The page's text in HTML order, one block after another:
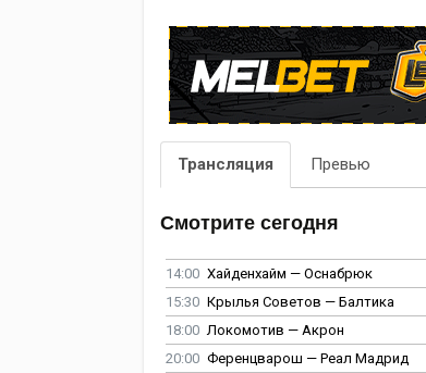
Трансляция Превью
Смотрите сегодня
14:00 Хайденхайм — Оснабрюк
15:30 Крылья Советов — Балтика
18:00 Локомотив — Акрон
20:00 Ференцварош — Реал Мадрид